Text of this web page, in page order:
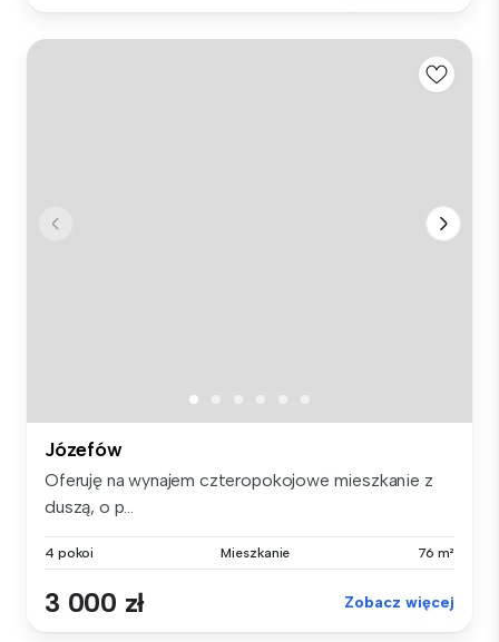
Józefów
Oferuję na wynajem czteropokojowe mieszkanie z
duszą, o p...
4 pokoi Mieszkanie 76 m²
3 000 zł Zobacz więcej